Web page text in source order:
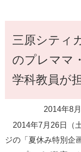
地域・企業の皆さま
Languages
G
l
研究・地域連携・国
入試情報
三原シティ
のプレママ
学科教員が
2014年8
2014年7月26日（
ジの「夏休み特別企